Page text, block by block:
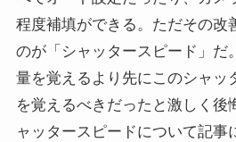
程度補填ができる。ただその改
のが「シャッタースピード」だ
量を覚えるより先にこのシャッ
を覚えるべきだったと激しく後
ャッタースピードについて記事